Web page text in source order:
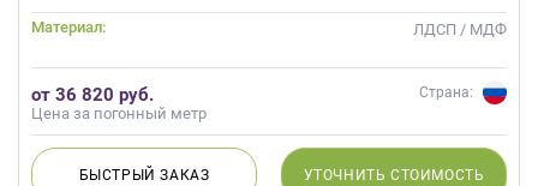
Материал: ЛДСП / МДФ
от 36 820 руб.
Цена за погонный метр
Страна:
БЫСТРЫЙЗАКАЗ УТОЧНИТЬ СТОИМОСТЬ